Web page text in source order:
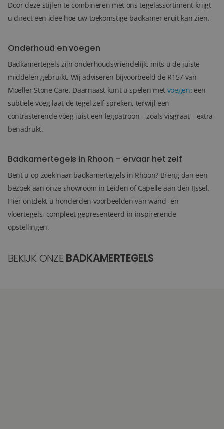
Door deze stijlen te combineren met ons tegelassortiment krijgt
u direct een idee hoe uw toekomstige badkamer eruit kan zien.
Onderhoud en voegen
Badkamertegels zijn onderhoudsvriendelijk, mits u de juiste
middelen gebruikt. Wij adviseren bijvoorbeeld de R157 van
Moeller Stone Care. Daarnaast kunt u spelen met voegen: een
subtiele voeg laat de tegel zelf spreken, terwijl een
contrasterende voeg juist een legpatroon – zoals visgraat – extra
benadrukt.
Badkamertegels in Rhoon – ervaar het zelf
Bent u op zoek naar badkamertegels in Rhoon? Breng dan een
bezoek aan onze showroom in Leiden of Capelle aan den IJssel.
Hier ontdekt u honderden voorbeelden van wand- en
vloertegels, compleet gepresenteerd in inspirerende
opstellingen.
BEKIJK ONZE BADKAMERTEGELS